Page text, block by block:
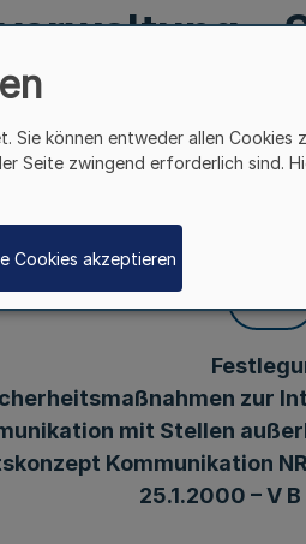
-
2/
zur
mit Stellen
Kommunikation
25.1.2000 – V
Sie können entweder allen Cookies
Seite zwingend erforderlich sind.
Cookies akzeptieren